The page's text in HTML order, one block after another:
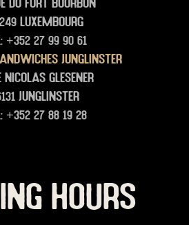
Luxembourg
+352 27 99 90 61
junglinster
Nicolas glesener
junglinster
+352 27 88 19 28
HOURS